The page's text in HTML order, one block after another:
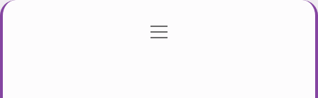
Gizlilik Politikası
menüyü